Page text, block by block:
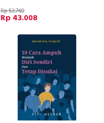
Rp 53.760
Rp 43.008